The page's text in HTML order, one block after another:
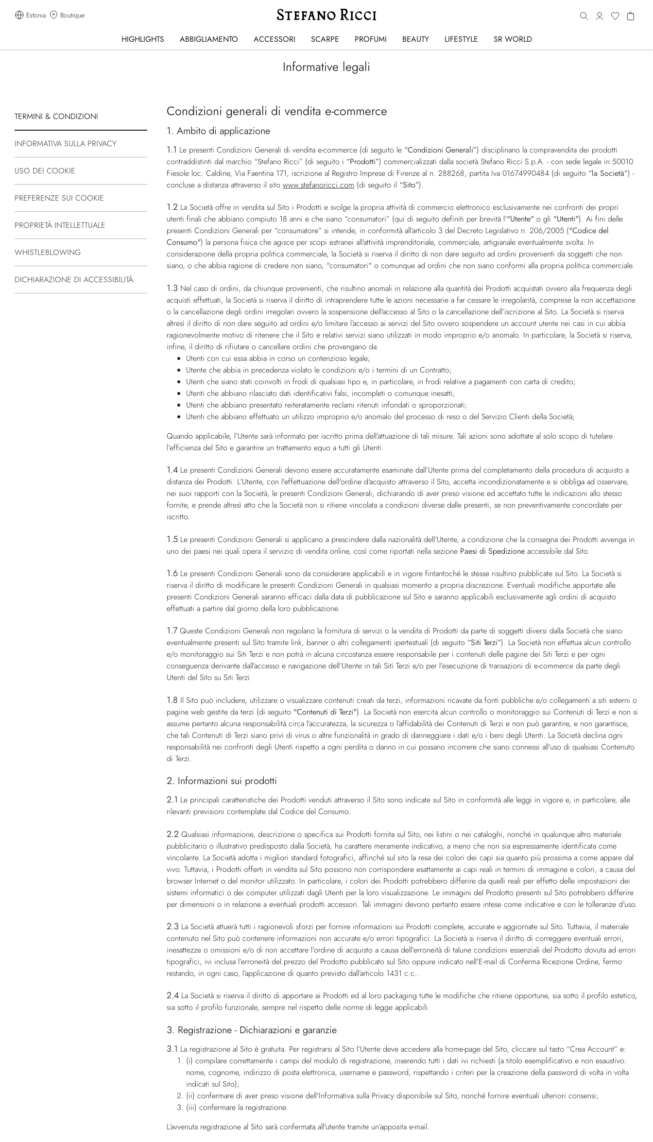
Estonia Boutique
HIGHLIGHTS ABBIGLIAMENTO ACCESSORI SCARPE PROFUMI BEAUTY LIFESTYLE SR WORLD
Informative legali
TERMINI & CONDIZIONI
INFORMATIVA SULLA PRIVACY
USO DEI COOKIE
PREFERENZE SUI COOKIE
PROPRIETÀ INTELLETTUALE
WHISTLEBLOWING
DICHIARAZIONE DI ACCESSIBILITÀ
Condizioni generali di vendita e-commerce
1. Ambito di applicazione
1.1 Le presenti Condizioni Generali di vendita e-commerce (di seguito le “Condizioni Generali”) disciplinano la compravendita dei prodotti
contraddistinti dal marchio “Stefano Ricci” (di seguito i “Prodotti”) commercializzati dalla società Stefano Ricci S.p.A. - con sede legale in 50010
Fiesole loc. Caldine, Via Faentina 171, iscrizione al Registro Imprese di Firenze al n. 288268, partita Iva 01674990484 (di seguito “la Società”) -
concluse a distanza attraverso il sitowww.stefanoricci.com (di seguito il “Sito”).
1.2 La Società offre in vendita sul Sito i Prodotti e svolge la propria attività di commercio elettronico esclusivamente nei confronti dei propri
utenti finali che abbiano compiuto 18 anni e che siano “consumatori” (qui di seguito definiti per brevità l’"Utente" o gli "Utenti"). Ai fini delle
presenti Condizioni Generali per “consumatore” si intende, in conformità all’articolo 3 del Decreto Legislativo n. 206/2005 ("Codice del
Consumo") la persona fisica che agisce per scopi estranei all'attività imprenditoriale, commerciale, artigianale eventualmente svolta. In
considerazione della propria politica commerciale, la Società si riserva il diritto di non dare seguito ad ordini provenienti da soggetti che non
siano, o che abbia ragione di credere non siano, "consumatori" o comunque ad ordini che non siano conformi alla propria politica commerciale.
1.3 Nel caso di ordini, da chiunque provenienti, che risultino anomali in relazione alla quantità dei Prodotti acquistati ovvero alla frequenza degli
acquisti effettuati, la Società si riserva il diritto di intraprendere tutte le azioni necessarie a far cessare le irregolarità, comprese la non accettazione
o la cancellazione degli ordini irregolari ovvero la sospensione dell'accesso al Sito o la cancellazione dell’iscrizione al Sito. La Società si riserva
altresì il diritto di non dare seguito ad ordini e/o limitare l’accesso ai servizi del Sito ovvero sospendere un account utente nei casi in cui abbia
ragionevolmente motivo di ritenere che il Sito e relativi servizi siano utilizzati in modo improprio e/o anomalo. In particolare, la Società si riserva,
infine, il diritto di rifiutare o cancellare ordini che provengano da:
Utenti con cui essa abbia in corso un contenzioso legale;
Utente che abbia in precedenza violato le condizioni e/o i termini di un Contratto;
Utenti che siano stati coinvolti in frodi di qualsiasi tipo e, in particolare, in frodi relative a pagamenti con carta di credito;
Utenti che abbiano rilasciato dati identificativi falsi, incompleti o comunque inesatti;
Utenti che abbiano presentato reiteratamente reclami ritenuti infondati o sproporzionati;
Utenti che abbiano effettuato un utilizzo improprio e/o anomalo del processo di reso o del Servizio Clienti della Società;
Quando applicabile, l’Utente sarà informato per iscritto prima dell’attuazione di tali misure. Tali azioni sono adottate al solo scopo di tutelare
l’efficienza del Sito e garantire un trattamento equo a tutti gli Utenti.
1.4 Le presenti Condizioni Generali devono essere accuratamente esaminate dall’Utente prima del completamento della procedura di acquisto a
distanza dei Prodotti. L’Utente, con l'effettuazione dell'ordine d'acquisto attraverso il Sito, accetta incondizionatamente e si obbliga ad osservare,
nei suoi rapporti con la Società, le presenti Condizioni Generali, dichiarando di aver preso visione ed accettato tutte le indicazioni allo stesso
fornite, e prende altresì atto che la Società non si ritiene vincolata a condizioni diverse dalle presenti, se non preventivamente concordate per
iscritto.
1.5 Le presenti Condizioni Generali si applicano a prescindere dalla nazionalità dell'Utente, a condizione che la consegna dei Prodotti avvenga in
uno dei paesi nei quali opera il servizio di vendita online, così come riportati nella sezione Paesi di Spedizione accessibile dal Sito.
1.6 Le presenti Condizioni Generali sono da considerare applicabili e in vigore fintantoché le stesse risultino pubblicate sul Sito. La Società si
riserva il diritto di modificare le presenti Condizioni Generali in qualsiasi momento a propria discrezione. Eventuali modifiche apportate alle
presenti Condizioni Generali saranno efficaci dalla data di pubblicazione sul Sito e saranno applicabili esclusivamente agli ordini di acquisto
effettuati a partire dal giorno della loro pubblicazione.
1.7 Queste Condizioni Generali non regolano la fornitura di servizi o la vendita di Prodotti da parte di soggetti diversi dalla Società che siano
eventualmente presenti sul Sito tramite link, banner o altri collegamenti ipertestuali (di seguito “Siti Terzi”). La Società non effettua alcun controllo
e/o monitoraggio sui Siti Terzi e non potrà in alcuna circostanza essere responsabile per i contenuti delle pagine dei Siti Terzi e per ogni
conseguenza derivante dall’accesso e navigazione dell’Utente in tali Siti Terzi e/o per l’esecuzione di transazioni di e-commerce da parte degli
Utenti del Sito su Siti Terzi.
1.8 Il Sito può includere, utilizzare o visualizzare contenuti creati da terzi, informazioni ricavate da fonti pubbliche e/o collegamenti a siti esterni o
pagine web gestite da terzi (di seguito "Contenuti di Terzi"). La Società non esercita alcun controllo o monitoraggio sui Contenuti di Terzi e non si
assume pertanto alcuna responsabilità circa l’accuratezza, la sicurezza o l’affidabilità dei Contenuti di Terzi e non può garantire, e non garantisce,
che tali Contenuti di Terzi siano privi di virus o altre funzionalità in grado di danneggiare i dati e/o i beni degli Utenti. La Società declina ogni
responsabilità nei confronti degli Utenti rispetto a ogni perdita o danno in cui possano incorrere che siano connessi all’uso di qualsiasi Contenuto
di Terzi.
2. Informazioni sui prodotti
2.1 Le principali caratteristiche dei Prodotti venduti attraverso il Sito sono indicate sul Sito in conformità alle leggi in vigore e, in particolare, alle
rilevanti previsioni contemplate dal Codice del Consumo.
2.2 Qualsiasi informazione, descrizione o specifica sui Prodotti fornita sul Sito, nei listini o nei cataloghi, nonché in qualunque altro materiale
pubblicitario o illustrativo predisposto dalla Società, ha carattere meramente indicativo, a meno che non sia espressamente identificata come
vincolante. La Società adotta i migliori standard fotografici, affinché sul sito la resa dei colori dei capi sia quanto più prossima a come appare dal
vivo. Tuttavia, i Prodotti offerti in vendita sul Sito possono non corrispondere esattamente ai capi reali in termini di immagine e colori, a causa del
browser Internet o del monitor utilizzato. In particolare, i colori dei Prodotti potrebbero differire da quelli reali per effetto delle impostazioni dei
sistemi informatici o dei computer utilizzati dagli Utenti per la loro visualizzazione. Le immagini del Prodotto presenti sul Sito potrebbero differire
per dimensioni o in relazione a eventuali prodotti accessori. Tali immagini devono pertanto essere intese come indicative e con le tolleranze d'uso.
2.3 La Società attuerà tutti i ragionevoli sforzi per fornire informazioni sui Prodotti complete, accurate e aggiornate sul Sito. Tuttavia, il materiale
contenuto nel Sito può contenere informazioni non accurate e/o errori tipografici. La Società si riserva il diritto di correggere eventuali errori,
inesattezze o omissioni e/o di non accettare l’ordine di acquisto a causa dell’erroneità di talune condizioni essenziali del Prodotto dovuta ad errori
tipografici, ivi inclusa l’erroneità del prezzo del Prodotto pubblicato sul Sito oppure indicato nell’E-mail di Conferma Ricezione Ordine, fermo
restando, in ogni caso, l’applicazione di quanto previsto dall’articolo 1431 c.c..
2.4 La Società si riserva il diritto di apportare ai Prodotti ed al loro packaging tutte le modifiche che ritiene opportune, sia sotto il profilo estetico,
sia sotto il profilo funzionale, sempre nel rispetto delle norme di legge applicabili.
3. Registrazione - Dichiarazioni e garanzie
3.1 La registrazione al Sito è gratuita. Per registrarsi al Sito l’Utente deve accedere alla home-page del Sito, cliccare sul tasto “Crea Account” e:
(i) compilare correttamente i campi del modulo di registrazione, inserendo tutti i dati ivi richiesti (a titolo esemplificativo e non esaustivo:
nome, cognome, indirizzo di posta elettronica, username e password, rispettando i criteri per la creazione della password di volta in volta
indicati sul Sito);
(ii) confermare di aver preso visione dell'Informativa sulla Privacy disponibile sul Sito, nonché fornire eventuali ulteriori consensi;
(iii) confermare la registrazione.
L’avvenuta registrazione al Sito sarà confermata all'utente tramite un’apposita e-mail.